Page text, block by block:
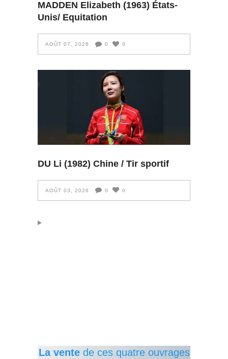
MADDEN Elizabeth (1963) États-
Unis/ Equitation
AOÛT 07, 2026 0 0
DU Li (1982) Chine / Tir sportif
AOÛT 03, 2026 0 0
La ventede ces quatre ouvrages